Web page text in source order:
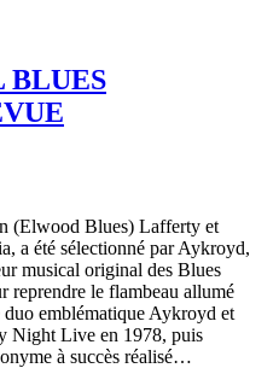
BLUES
(Elwood Blues) Lafferty et
a été sélectionné par Aykroyd,
musical original des Blues
reprendre le flambeau allumé
emblématique Aykroyd et
Night Live en 1978, puis
à succès réalisé…